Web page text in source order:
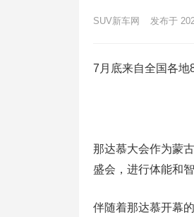
SUV新车网 发布于
7月底来自全国各地
那达慕大会作为蒙
盛会，进行体能和
伴随着那达慕开幕